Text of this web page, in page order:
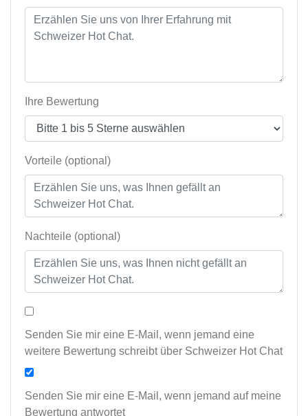
Ihre Bewertung
Vorteile (optional)
Nachteile (optional)
Senden Sie mir eine E-Mail, wenn jemand eine
weitere Bewertung schreibt über Schweizer Hot Chat
Senden Sie mir eine E-Mail, wenn jemand auf meine
Bewertung antwortet